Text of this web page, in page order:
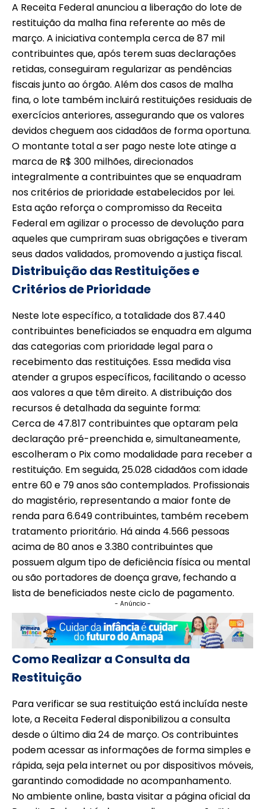
A Receita Federal anunciou a liberação do lote de
restituição da malha fina referente ao mês de
março. A iniciativa contempla cerca de 87 mil
contribuintes que, após terem suas declarações
retidas, conseguiram regularizar as pendências
fiscais junto ao órgão. Além dos casos de malha
fina, o lote também incluirá restituições residuais de
exercícios anteriores, assegurando que os valores
devidos cheguem aos cidadãos de forma oportuna.
O montante total a ser pago neste lote atinge a
marca de R$ 300 milhões, direcionados
integralmente a contribuintes que se enquadram
nos critérios de prioridade estabelecidos por lei.
Esta ação reforça o compromisso da Receita
Federal em agilizar o processo de devolução para
aqueles que cumpriram suas obrigações e tiveram
seus dados validados, promovendo a justiça fiscal.
Distribuição das Restituições e
Critérios de Prioridade
Neste lote específico, a totalidade dos 87.440
contribuintes beneficiados se enquadra em alguma
das categorias com prioridade legal para o
recebimento das restituições. Essa medida visa
atender a grupos específicos, facilitando o acesso
aos valores a que têm direito. A distribuição dos
recursos é detalhada da seguinte forma:
Cerca de 47.817 contribuintes que optaram pela
declaração pré-preenchida e, simultaneamente,
escolheram o Pix como modalidade para receber a
restituição. Em seguida, 25.028 cidadãos com idade
entre 60 e 79 anos são contemplados. Profissionais
do magistério, representando a maior fonte de
renda para 6.649 contribuintes, também recebem
tratamento prioritário. Há ainda 4.566 pessoas
acima de 80 anos e 3.380 contribuintes que
possuem algum tipo de deficiência física ou mental
ou são portadores de doença grave, fechando a
lista de beneficiados neste ciclo de pagamento.
- Anúncio -
Como Realizar a Consulta da
Restituição
Para verificar se sua restituição está incluída neste
lote, a Receita Federal disponibilizou a consulta
desde o último dia 24 de março. Os contribuintes
podem acessar as informações de forma simples e
rápida, seja pela internet ou por dispositivos móveis,
garantindo comodidade no acompanhamento.
No ambiente online, basta visitar a página oficial da